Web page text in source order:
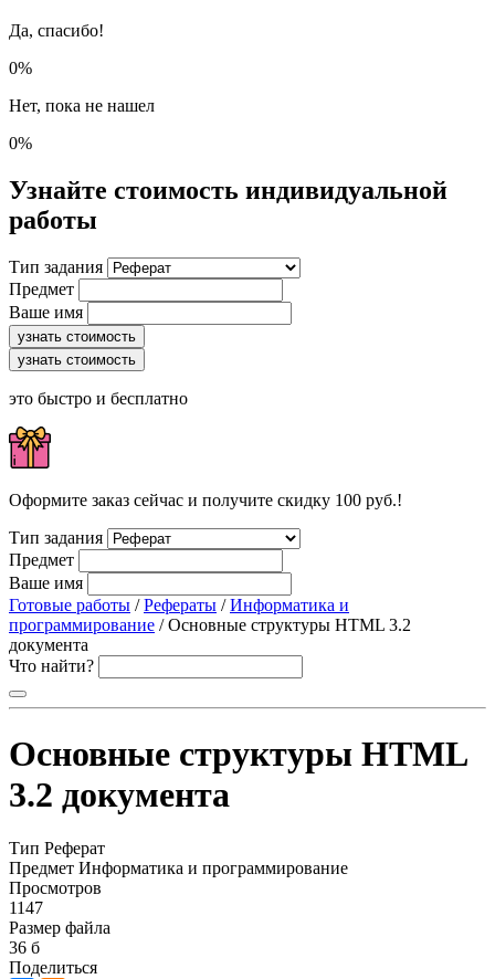
Да, спасибо!
0%
Нет, пока не нашел
0%
Узнайте стоимость индивидуальной
работы
Тип задания
Предмет
Ваше имя
узнать стоимость
узнать стоимость
это быстро и бесплатно
Оформите заказ сейчас и получите скидку 100 руб.!
Тип задания
Предмет
Ваше имя
Готовые работы /Рефераты /Информатика и
программирование / Основные структуры HTML 3.2
документа
Что найти?
Основные структуры HTML
3.2 документа
Тип Реферат
Предмет Информатика и программирование
Просмотров
1147
Размер файла
36 б
Поделиться